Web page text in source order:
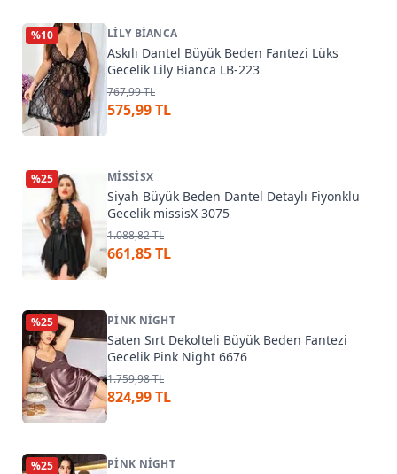
%10 LILY BIANCA
Askılı Dantel Büyük Beden Fantezi Lüks
Gecelik Lily Bianca LB-223
767,99 TL
575,99 TL
%25 MISSISX
Siyah Büyük Beden Dantel Detaylı Fiyonklu
Gecelik missisX 3075
1.088,82 TL
661,85 TL
%25 PINK NIGHT
Saten Sırt Dekolteli Büyük Beden Fantezi
Gecelik Pink Night 6676
1.759,98 TL
824,99 TL
%25 PINK NIGHT